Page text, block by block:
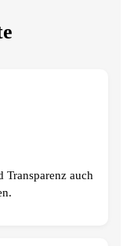
auch